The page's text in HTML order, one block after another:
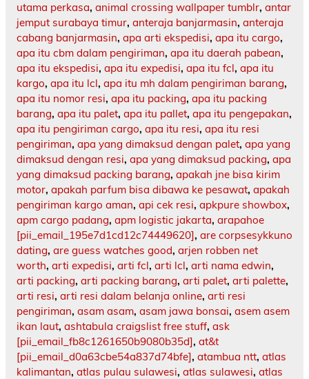
utama perkasa, animal crossing wallpaper tumblr, antar
jemput surabaya timur, anteraja banjarmasin, anteraja
cabang banjarmasin, apa arti ekspedisi, apa itu cargo,
apa itu cbm dalam pengiriman, apa itu daerah pabean,
apa itu ekspedisi, apa itu expedisi, apa itu fcl, apa itu
kargo, apa itu lcl, apa itu mh dalam pengiriman barang,
apa itu nomor resi, apa itu packing, apa itu packing
barang, apa itu palet, apa itu pallet, apa itu pengepakan,
apa itu pengiriman cargo, apa itu resi, apa itu resi
pengiriman, apa yang dimaksud dengan palet, apa yang
dimaksud dengan resi, apa yang dimaksud packing, apa
yang dimaksud packing barang, apakah jne bisa kirim
motor, apakah parfum bisa dibawa ke pesawat, apakah
pengiriman kargo aman, api cek resi, apkpure showbox,
apm cargo padang, apm logistic jakarta, arapahoe
[pii_email_195e7d1cd12c74449620], are corpsesykkuno
dating, are guess watches good, arjen robben net
worth, arti expedisi, arti fcl, arti lcl, arti nama edwin,
arti packing, arti packing barang, arti palet, arti palette,
arti resi, arti resi dalam belanja online, arti resi
pengiriman, asam asam, asam jawa bonsai, asem asem
ikan laut, ashtabula craigslist free stuff, ask
[pii_email_fb8c1261650b9080b35d], at&t
[pii_email_d0a63cbe54a837d74bfe], atambua ntt, atlas
kalimantan, atlas pulau sulawesi, atlas sulawesi, atlas